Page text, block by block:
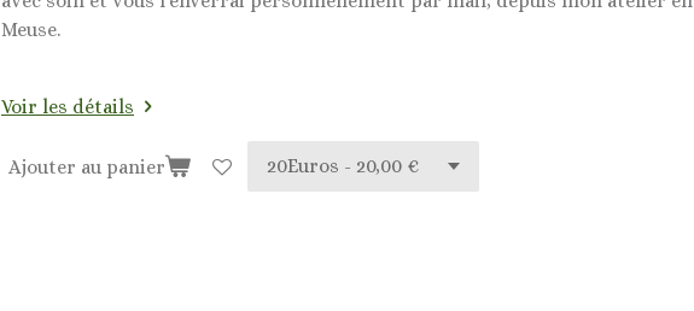
Meuse.
Voir les détails
Ajouter au panier